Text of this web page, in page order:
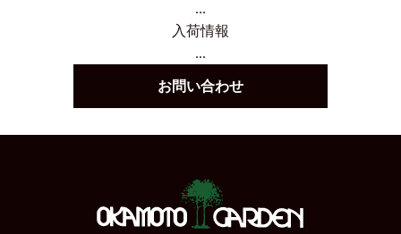
...
入荷情報
...
お問い合わせ